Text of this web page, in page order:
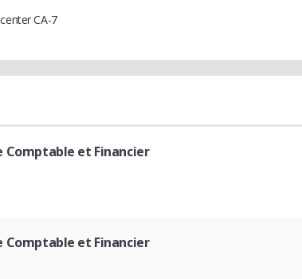
CA-7
Comptable et Financier
Comptable et Financier